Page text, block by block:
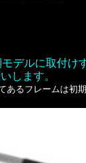
デルに取付け
します。
るフレームは初